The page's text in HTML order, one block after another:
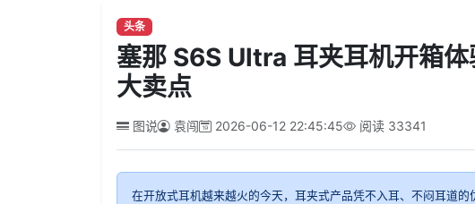
头条
塞那 S6S Ultra 耳夹耳机开箱
大卖点
图说 袁闯 2026-06-12 22:45:45 阅读 33341
在开放式耳机越来越火的今天，耳夹式产品凭不入耳、不闷耳道